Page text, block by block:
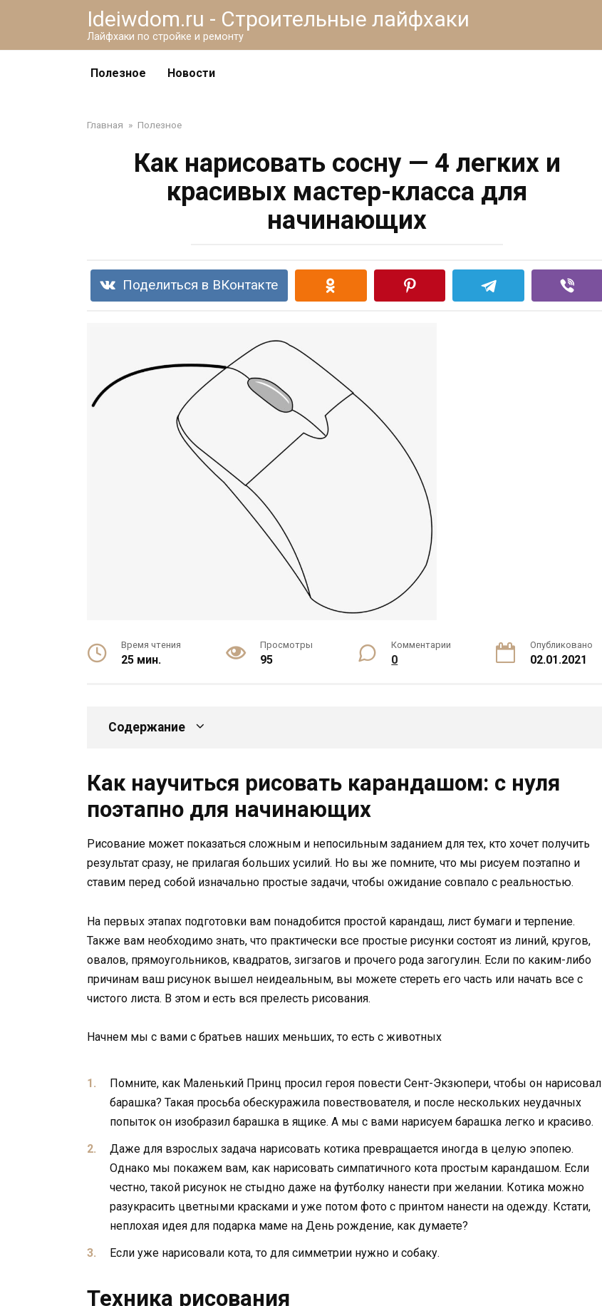
Ideiwdom.ru - Строительные лайфхаки
Лайфхаки по стройке и ремонту
Полезное Новости
Главная » Полезное
Как нарисовать сосну — 4 легких и
красивых мастер-класса для
начинающих
Поделиться в ВКонтакте
Время чтения
25 мин.
Просмотры
95
Комментарии
0
Опубликовано
02.01.2021
Содержание
Как научиться рисовать карандашом: с нуля
поэтапно для начинающих
Рисование может показаться сложным и непосильным заданием для тех, кто хочет получить
результат сразу, не прилагая больших усилий. Но вы же помните, что мы рисуем поэтапно и
ставим перед собой изначально простые задачи, чтобы ожидание совпало с реальностью.
На первых этапах подготовки вам понадобится простой карандаш, лист бумаги и терпение.
Также вам необходимо знать, что практически все простые рисунки состоят из линий, кругов,
овалов, прямоугольников, квадратов, зигзагов и прочего рода загогулин. Если по каким-либо
причинам ваш рисунок вышел неидеальным, вы можете стереть его часть или начать все с
чистого листа. В этом и есть вся прелесть рисования.
Начнем мы с вами с братьев наших меньших, то есть с животных
Помните, как Маленький Принц просил героя повести Сент-Экзюпери, чтобы он нарисовал
барашка? Такая просьба обескуражила повествователя, и после нескольких неудачных
попыток он изобразил барашка в ящике. А мы с вами нарисуем барашка легко и красиво.
Даже для взрослых задача нарисовать котика превращается иногда в целую эпопею.
Однако мы покажем вам, как нарисовать симпатичного кота простым карандашом. Если
честно, такой рисунок не стыдно даже на футболку нанести при желании. Котика можно
разукрасить цветными красками и уже потом фото с принтом нанести на одежду. Кстати,
неплохая идея для подарка маме на День рождение, как думаете?
Если уже нарисовали кота, то для симметрии нужно и собаку.
Техника рисования